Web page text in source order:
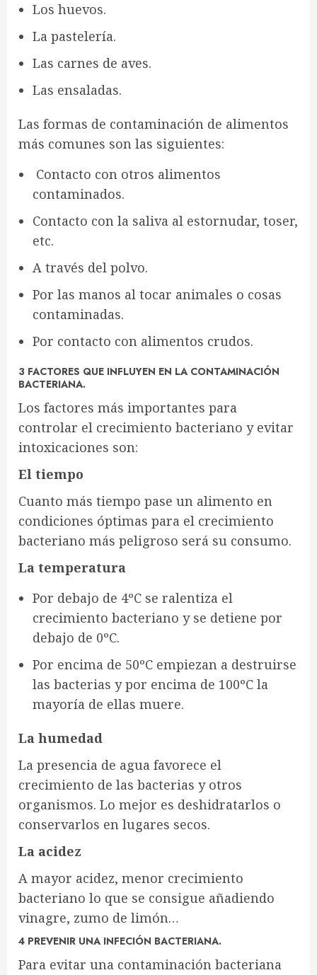
Los huevos.
La pastelería.
Las carnes de aves.
Las ensaladas.
Las formas de contaminación de alimentos
más comunes son las siguientes:
Contacto con otros alimentos
contaminados.
Contacto con la saliva al estornudar, toser,
etc.
A través del polvo.
Por las manos al tocar animales o cosas
contaminadas.
Por contacto con alimentos crudos.
3 FACTORES QUE INFLUYEN EN LA CONTAMINACIÓN
BACTERIANA.
Los factores más importantes para
controlar el crecimiento bacteriano y evitar
intoxicaciones son:
El tiempo
Cuanto más tiempo pase un alimento en
condiciones óptimas para el crecimiento
bacteriano más peligroso será su consumo.
La temperatura
Por debajo de 4ºC se ralentiza el
crecimiento bacteriano y se detiene por
debajo de 0ºC.
Por encima de 50ºC empiezan a destruirse
las bacterias y por encima de 100ºC la
mayoría de ellas muere.
La humedad
La presencia de agua favorece el
crecimiento de las bacterias y otros
organismos. Lo mejor es deshidratarlos o
conservarlos en lugares secos.
La acidez
A mayor acidez, menor crecimiento
bacteriano lo que se consigue añadiendo
vinagre, zumo de limón…
4 PREVENIR UNA INFECIÓN BACTERIANA.
Para evitar una contaminación bacteriana